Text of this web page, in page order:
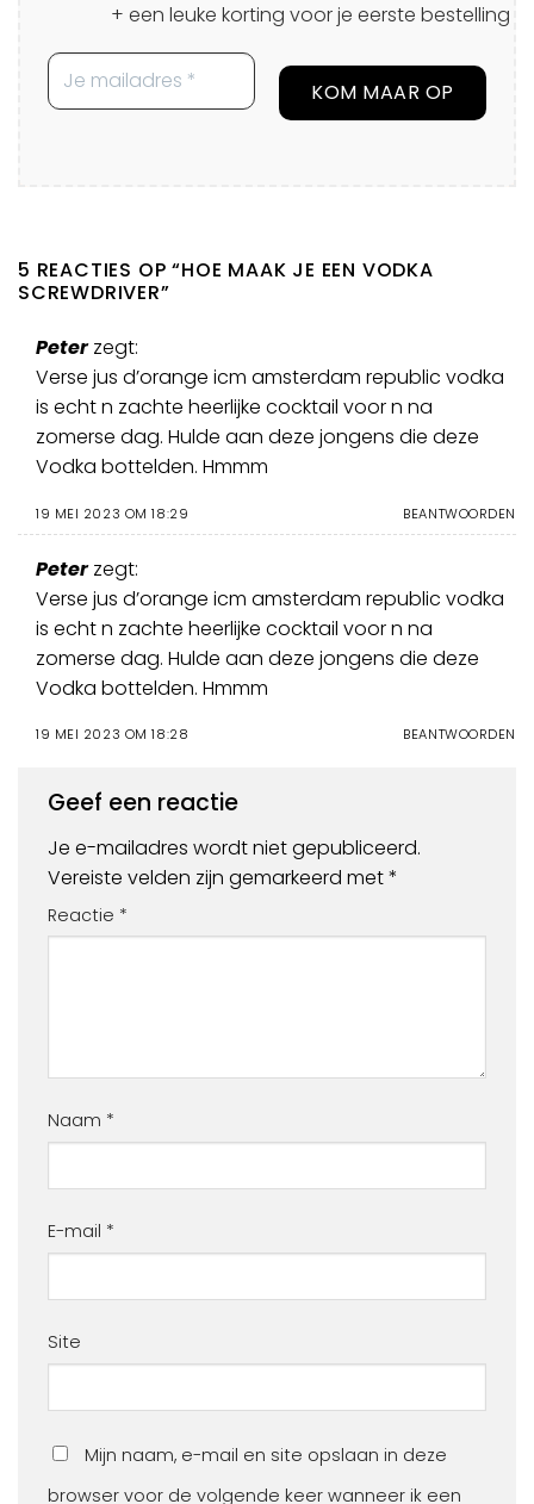
+ een leuke korting voor je eerste bestelling
5 REACTIES OP “HOE MAAK JE EEN VODKA
SCREWDRIVER”
Peter zegt:
Verse jus d’orange icm amsterdam republic vodka
is echt n zachte heerlijke cocktail voor n na
zomerse dag. Hulde aan deze jongens die deze
Vodka bottelden. Hmmm
19 MEI 2023 OM 18:29 BEANTWOORDEN
Peter zegt:
Verse jus d’orange icm amsterdam republic vodka
is echt n zachte heerlijke cocktail voor n na
zomerse dag. Hulde aan deze jongens die deze
Vodka bottelden. Hmmm
19 MEI 2023 OM 18:28 BEANTWOORDEN
Geef een reactie
Je e-mailadres wordt niet gepubliceerd.
Vereiste velden zijn gemarkeerd met*
Reactie *
Naam *
E-mail *
Site
Mijn naam, e-mail en site opslaan in deze
browser voor de volgende keer wanneer ik een